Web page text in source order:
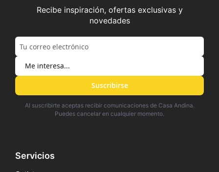
Recibe inspiración, ofertas exclusivas y
novedades
Suscribirse
Al suscribirte aceptas recibir comunicaciones de Casa Andina.
Puedes cancelar en cualquier momento.
Servicios